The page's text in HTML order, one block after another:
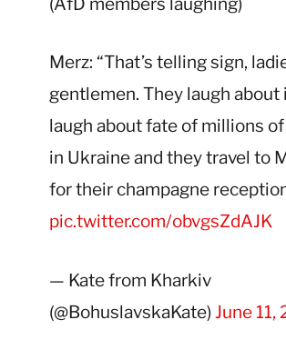
(AfD members laughing)
Merz: “That’s telling sign,
gentlemen. They laugh about
laugh about fate of millions
in Ukraine and they travel to
for their champagne
pic.twitter.com/obvgsZdAJK
— Kate from Kharkiv
(@BohuslavskaKate)June 11,